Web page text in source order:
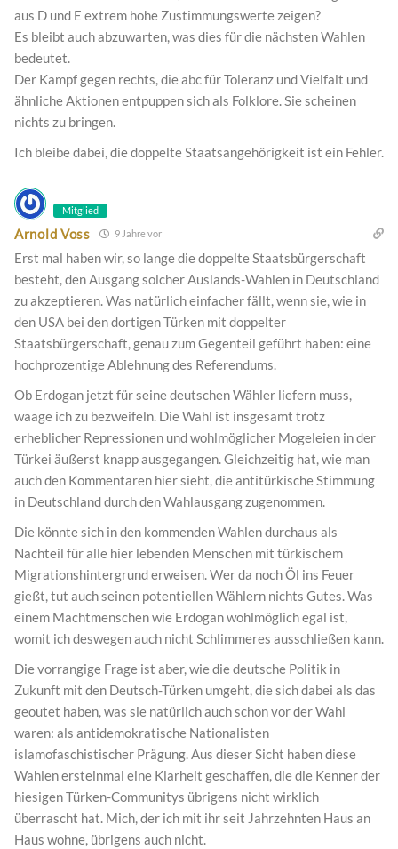
aus D und E extrem hohe Zustimmungswerte zeigen?
Es bleibt auch abzuwarten, was dies für die nächsten Wahlen
bedeutet.
Der Kampf gegen rechts, die abc für Toleranz und Vielfalt und
ähnliche Aktionen entpuppen sich als Folklore. Sie scheinen
nichts zu bringen.
Ich bleibe dabei, die doppelte Staatsangehörigkeit ist ein Fehler.
Mitglied
Arnold Voss 9 Jahre vor
Erst mal haben wir, so lange die doppelte Staatsbürgerschaft
besteht, den Ausgang solcher Auslands-Wahlen in Deutschland
zu akzeptieren. Was natürlich einfacher fällt, wenn sie, wie in
den USA bei den dortigen Türken mit doppelter
Staatsbürgerschaft, genau zum Gegenteil geführt haben: eine
hochprozentige Ablehnung des Referendums.
Ob Erdogan jetzt für seine deutschen Wähler liefern muss,
waage ich zu bezweifeln. Die Wahl ist insgesamt trotz
erheblicher Repressionen und wohlmöglicher Mogeleien in der
Türkei äußerst knapp ausgegangen. Gleichzeitig hat, wie man
auch den Kommentaren hier sieht, die antitürkische Stimmung
in Deutschland durch den Wahlausgang zugenommen.
Die könnte sich in den kommenden Wahlen durchaus als
Nachteil für alle hier lebenden Menschen mit türkischem
Migrationshintergrund erweisen. Wer da noch Öl ins Feuer
gießt, tut auch seinen potentiellen Wählern nichts Gutes. Was
einem Machtmenschen wie Erdogan wohlmöglich egal ist,
womit ich deswegen auch nicht Schlimmeres ausschließen kann.
Die vorrangige Frage ist aber, wie die deutsche Politik in
Zukunft mit den Deutsch-Türken umgeht, die sich dabei als das
geoutet haben, was sie natürlich auch schon vor der Wahl
waren: als antidemokratische Nationalisten
islamofaschistischer Prägung. Aus dieser Sicht haben diese
Wahlen ersteinmal eine Klarheit geschaffen, die die Kenner der
hiesigen Türken-Communitys übrigens nicht wirklich
überrascht hat. Mich, der ich mit ihr seit Jahrzehnten Haus an
Haus wohne, übrigens auch nicht.